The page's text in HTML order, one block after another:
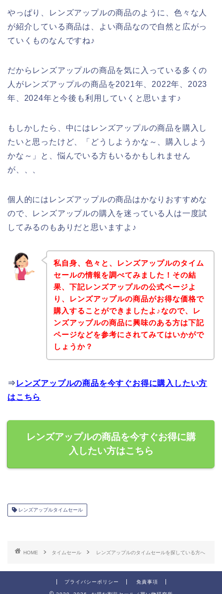
やっぱり、レンズアップルの商品のように、色々な人
が紹介している商品は、よい商品なので自然と広がっ
ていくものなんですね♪
だからレンズアップルの商品を気に入っている多くの
人がレンズアップルの商品を2021年、2022年、2023
年、2024年と今後も利用していくと思います♪
もしかしたら、中にはレンズアップルの商品を購入し
たいと思ったけど、「どうしようかな～、購入しよう
かな～」と、悩んでいる方もいるかもしれません
が、、、
個人的にはレンズアップルの商品はかなりおすすめな
ので、レンズアップルの購入を迷っている人は一度試
してみるのもありだと思いますよ♪
私自身、色々と、レンズアップルのタイム
セールの情報を調べてみました！その結
果、下記レンズアップルの公式ページよ
り、レンズアップルの商品がお得な価格で
購入することができましたよ♪なので、レ
ンズアップルの商品に興味のある方は下記
ページなどを参考にされてみてはいかがで
しょうか？
⇒ レンズアップルの商品を今すぐお得に購入したい方
はこちら
レンズアップルの商品を今すぐお得に購
入したい方はこちら
レンズアップルタイムセール
HOME タイムセール レンズアップルのタイムセールを探している方へ
プライバシーポリシー 免責事項